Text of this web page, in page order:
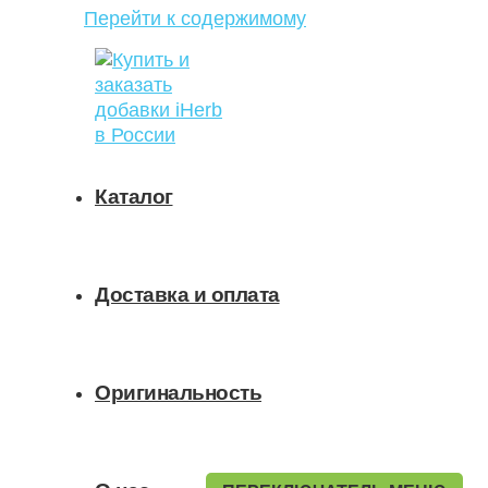
Перейти к содержимому
Каталог
Доставка и оплата
Оригинальность